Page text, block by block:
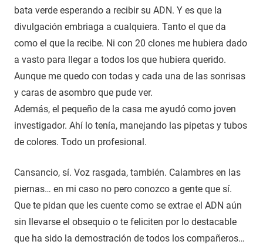
bata verde esperando a recibir su ADN. Y es que la
divulgación embriaga a cualquiera. Tanto el que da
como el que la recibe. Ni con 20 clones me hubiera dado
a vasto para llegar a todos los que hubiera querido.
Aunque me quedo con todas y cada una de las sonrisas
y caras de asombro que pude ver.
Además, el pequeño de la casa me ayudó como joven
investigador. Ahí lo tenía, manejando las pipetas y tubos
de colores. Todo un profesional.
Cansancio, sí. Voz rasgada, también. Calambres en las
piernas… en mi caso no pero conozco a gente que sí.
Que te pidan que les cuente como se extrae el ADN aún
sin llevarse el obsequio o te feliciten por lo destacable
que ha sido la demostración de todos los compañeros…